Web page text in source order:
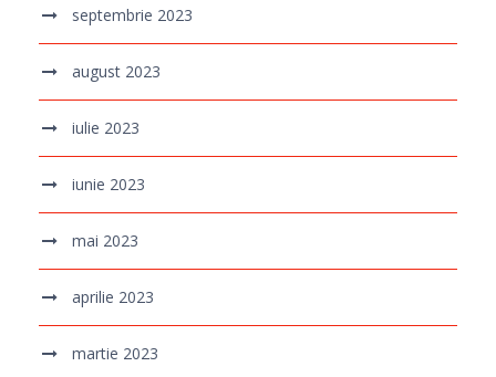
septembrie 2023
august 2023
iulie 2023
iunie 2023
mai 2023
aprilie 2023
martie 2023